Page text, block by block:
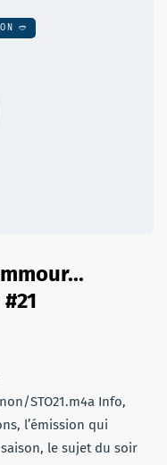
🥙
STO21.m4a Info,
l’émission qui
le sujet du soir